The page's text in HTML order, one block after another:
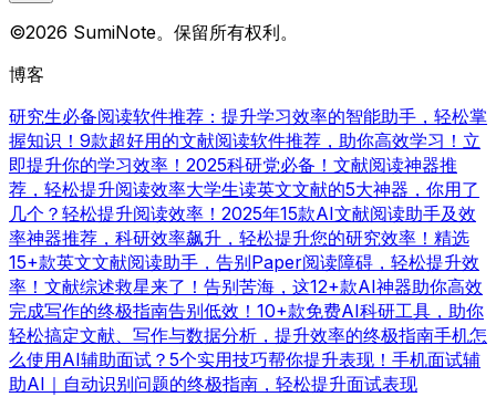
©2026 SumiNote。保留所有权利。
博客
研究生必备阅读软件推荐：提升学习效率的智能助手，轻松掌
握知识！ 9款超好用的文献阅读软件推荐，助你高效学习！立
即提升你的学习效率！ 2025科研党必备！文献阅读神器推
荐，轻松提升阅读效率大学生读英文文献的5大神器，你用了
几个？轻松提升阅读效率！ 2025年15款AI文献阅读助手及效
率神器推荐，科研效率飙升，轻松提升您的研究效率！ 精选
15+款英文文献阅读助手，告别Paper阅读障碍，轻松提升效
率！ 文献综述救星来了！告别苦海，这12+款AI神器助你高效
完成写作的终极指南告别低效！10+款免费AI科研工具，助你
轻松搞定文献、写作与数据分析，提升效率的终极指南手机怎
么使用AI辅助面试？5个实用技巧帮你提升表现！ 手机面试辅
助AI｜自动识别问题的终极指南，轻松提升面试表现